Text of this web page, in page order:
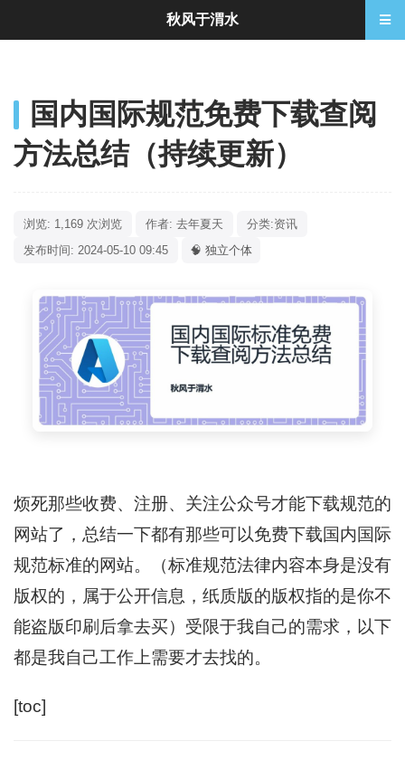
国内国际规范免费下载查阅
方法总结（持续更新）
浏览: 1,169 次浏览 作者: 去年夏天 分类:资讯
发布时间: 2024-05-10 09:45
🧠 独立个体
烦死那些收费、注册、关注公众号才能下载规范的
网站了，总结一下都有那些可以免费下载国内国际
规范标准的网站。（标准规范法律内容本身是没有
版权的，属于公开信息，纸质版的版权指的是你不
能盗版印刷后拿去买）受限于我自己的需求，以下
都是我自己工作上需要才去找的。
[toc]
秋风于渭水